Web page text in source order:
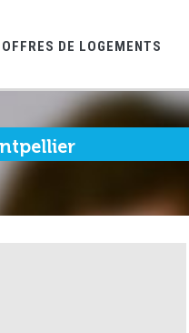
OFFRES DE LOGEMENTS